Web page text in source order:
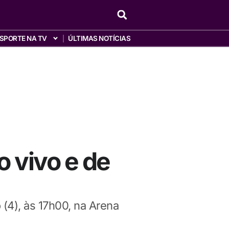
NA TV ÚLTIMAS NOTÍCIAS
vivo e de
às 17h00, na Arena